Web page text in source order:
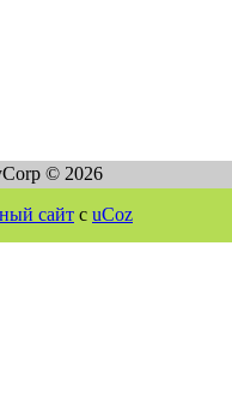
© 2026
сайт с uCoz